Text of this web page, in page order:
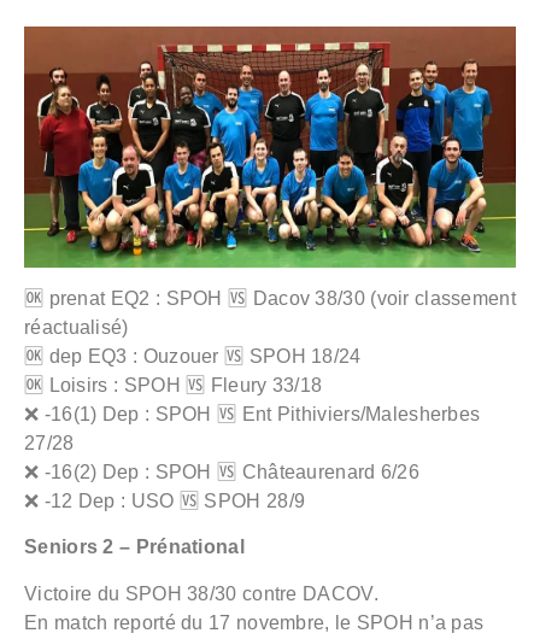
🆗 prenat EQ2 : SPOH 🆚 Dacov 38/30 (voir classement
réactualisé)
🆗 dep EQ3 : Ouzouer 🆚 SPOH 18/24
🆗 Loisirs : SPOH 🆚 Fleury 33/18
❌ -16(1) Dep : SPOH 🆚 Ent Pithiviers/Malesherbes
27/28
❌ -16(2) Dep : SPOH 🆚 Châteaurenard 6/26
❌ -12 Dep : USO 🆚 SPOH 28/9
Seniors 2 – Prénational
Victoire du SPOH 38/30 contre DACOV.
En match reporté du 17 novembre, le SPOH n’a pas